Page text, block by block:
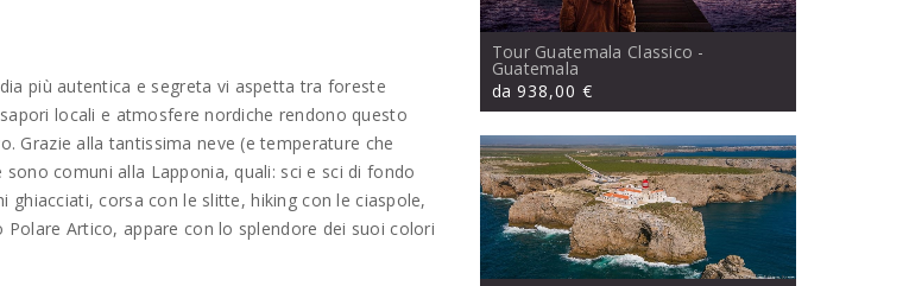
più autentica e segreta vi aspetta tra foreste
locali e atmosfere nordiche rendono questo
Grazie alla tantissima neve (e temperature che
comuni alla Lapponia, quali: sci e sci di fondo
corsa con le slitte, hiking con le ciaspole,
Polare Artico, appare con lo splendore dei suoi colori
Tour Guatemala Classico -
Guatemala
da 938,00 €